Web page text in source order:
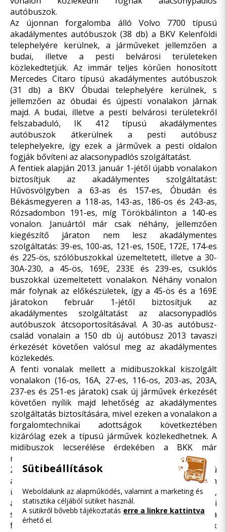
autóbuszok.
Az újonnan forgalomba álló Volvo 7700 típusú
akadálymentes autóbuszok (38 db) a BKV Kelenföldi
telephelyére kerülnek, a járműveket jellemzően a
budai, illetve a pesti belvárosi területeken
közlekedtetjük. Az immár teljes körűen honosított
Mercedes Citaro típusú akadálymentes autóbuszok
(31 db) a BKV Óbudai telephelyére kerülnek, s
jellemzően az óbudai és újpesti vonalakon járnak
majd. A budai, illetve a pesti belvárosi területekről
felszabaduló, IK 412 típusú akadálymentes
autóbuszok átkerülnek a pesti autóbusz
telephelyekre, így ezek a járművek a pesti oldalon
fogják bővíteni az alacsonypadlós szolgáltatást.
A fentiek alapján 2013. január 1-jétől újabb vonalakon
biztosítjuk az akadálymentes szolgáltatást:
Hűvösvölgyben a 63-as és 157-es, Óbudán és
Békásmegyeren a 118-as, 143-as, 186-os és 243-as,
Rózsadombon 191-es, míg Törökbálinton a 140-es
vonalon. Januártól már csak néhány, jellemzően
kiegészítő járaton nem lesz akadálymentes
szolgáltatás: 39-es, 100-as, 121-es, 150E, 172E, 174-es
és 225-ös, szólóbuszokkal üzemeltetett, illetve a 30-
30A-230, a 45-ös, 169E, 233E és 239-es, csuklós
buszokkal üzemeltetett vonalakon. Néhány vonalon
már folynak az előkészületek, így a 45-ös és a 169E
járatokon február 1-jétől biztosítjuk az
akadálymentes szolgáltatást az alacsonypadlós
autóbuszok átcsoportosításával. A 30-as autóbusz-
család vonalain a 150 db új autóbusz 2013 tavaszi
érkezését követően valósul meg az akadálymentes
közlekedés.
A fenti vonalak mellett a midibuszokkal kiszolgált
vonalakon (16-os, 16A, 27-es, 116-os, 203-as, 203A,
237-es és 251-es járatok) csak új járművek érkezését
követően nyílik majd lehetőség az akadálymentes
szolgáltatás biztosítására, mivel ezeken a vonalakon a
forgalomtechnikai adottságok következtében
kizárólag ezek a típusú járművek közlekedhetnek. A
midibuszok lecserélése érdekében a BKK már
megkezdte a közbeszerzési eljárás előkészítését.
2013 májusától 150 új, Mercedes Citaro 2 típusú
autóbusz áll forgalomba Budapesten a VT-Transman
üzemeltetésében. A járművek korszerű,
alacsonypadlós, légkondicionált, az európai
sztenderdeknek megfelelő járművek lesznek, a flotta
fele csuklós, fele kéttengelyes, szóló kivitelű. A buszok
Sütibeállítások
Weboldalunk az alapműködés, valamint a marketing és
statisztika céljából sütiket használ.
A sütikről bővebb tájékoztatás erre a linkre kattintva
érhető el.